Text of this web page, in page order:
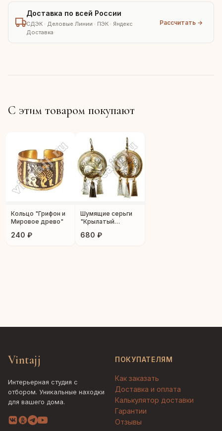
Доставка по всей России
СДЭК · Деловые Линии · ПЭК · Яндекс
Доставка
Рассчитать →
С этим товаром покупают
Кольцо "Грифон и
Мировое древо"
240 ₽
Шумящие серьги
"Крылатый
680 ₽
Vintajj
Интерьерная студия с
отбором. Уникальные находки
для вашего дома.
ПОКУПАТЕЛЯМ
Как заказать
Доставка и оплата
Калькулятор доставки
Гарантии
Отзывы